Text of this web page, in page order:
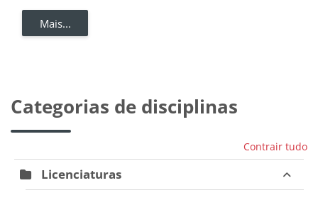
Mais...
Categorias de disciplinas
Contrair tudo
Licenciaturas